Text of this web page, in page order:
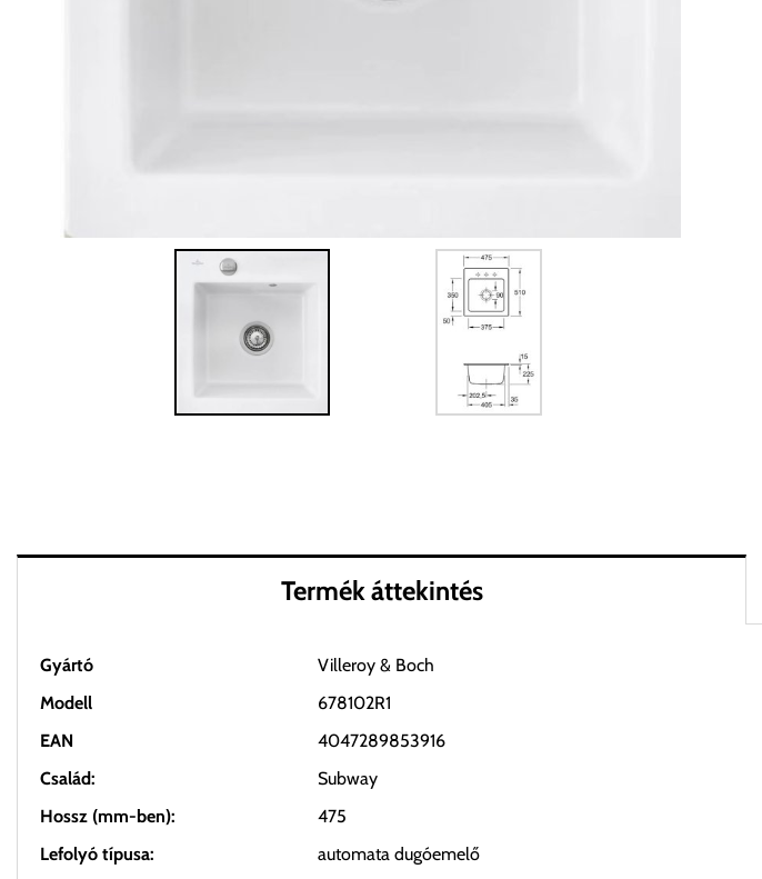
Termék áttekintés
Gyártó
Villeroy & Boch
Modell
678102R1
EAN
4047289853916
Család:
Subway
Hossz (mm-ben):
475
Lefolyó típusa:
automata dugóemelő